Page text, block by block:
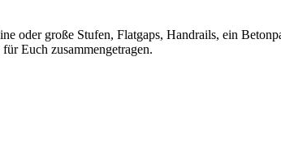
oder große Stufen, Flatgaps, Handrails, ein
Euch zusammengetragen.